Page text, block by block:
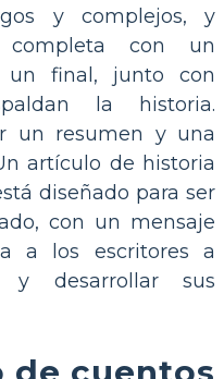
y complejos, y
completa con un
final, junto con
la historia.
un resumen y una
artículo de historia
diseñado para ser
con un mensaje
a los escritores a
y desarrollar sus
de cuentos